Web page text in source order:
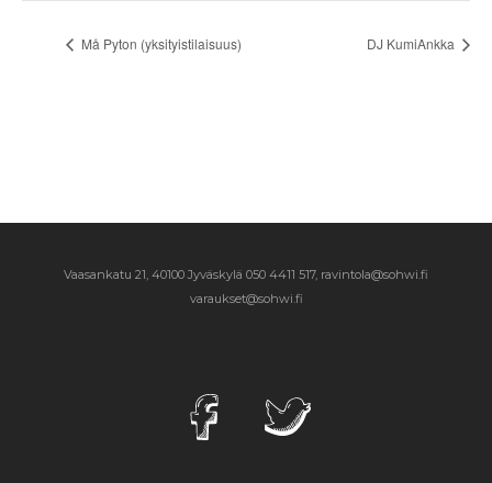
Må Pyton (yksityistilaisuus) DJ KumiAnkka
Vaasankatu 21, 40100 Jyväskylä 050 4411 517, ravintola@sohwi.fi
varaukset@sohwi.fi